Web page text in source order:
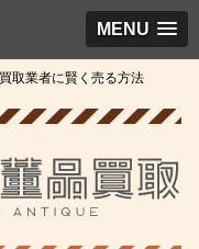
MENU
取業者に賢く売る方法